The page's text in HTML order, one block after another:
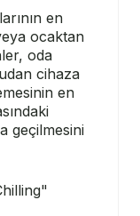
en
ocaktan
oda
cihaza
en
geçilmesini